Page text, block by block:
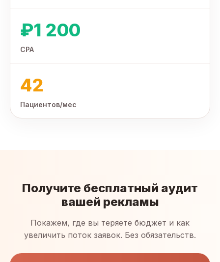
₽1 200
CPA
42
Пациентов/мес
Получите бесплатный аудит
вашей рекламы
Покажем, где вы теряете бюджет и как
увеличить поток заявок. Без обязательств.